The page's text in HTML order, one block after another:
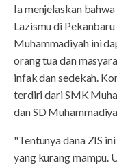
Ia menjelaskan
Lazismu di
Muhammadiyah ini
orang tua dan
infak dan sedekah.
terdiri dari SMK
dan SD
"Tentunya dana ZIS
yang kurang mampu.